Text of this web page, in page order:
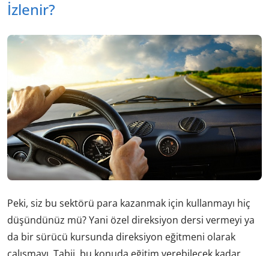
İzlenir?
Peki, siz bu sektörü para kazanmak için kullanmayı hiç
düşündünüz mü? Yani özel direksiyon dersi vermeyi ya
da bir sürücü kursunda direksiyon eğitmeni olarak